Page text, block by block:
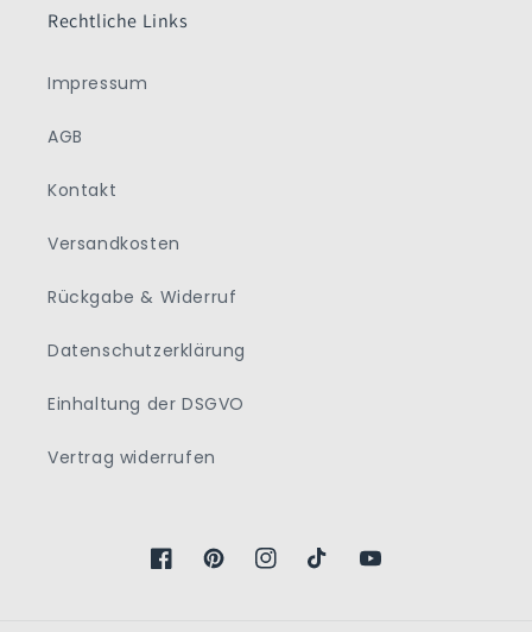
Rechtliche Links
Impressum
AGB
Kontakt
Versandkosten
Rückgabe & Widerruf
Datenschutzerklärung
Einhaltung der DSGVO
Vertrag widerrufen
FacebookPinterestInstagramTikTokYouTube